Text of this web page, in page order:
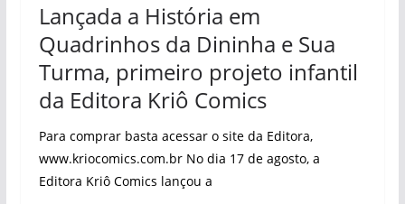
Lançada a História em
Quadrinhos da Dininha e Sua
Turma, primeiro projeto infantil
da Editora Kriô Comics
Para comprar basta acessar o site da Editora,
www.kriocomics.com.br No dia 17 de agosto, a
Editora Kriô Comics lançou a